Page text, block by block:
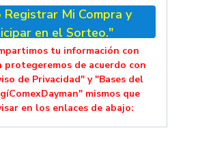
Registrar Mi Compra y
en el Sorteo."
tu información con
protegeremos de acuerdo con
de Privacidad" y "Bases del
mismos que
en los enlaces de abajo: